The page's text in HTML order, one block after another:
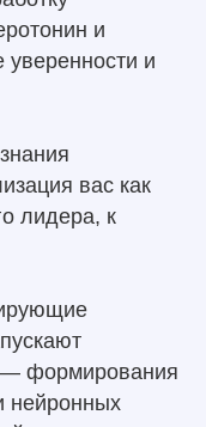
и
и
вас как
лидера, к
— формирования
нейронных